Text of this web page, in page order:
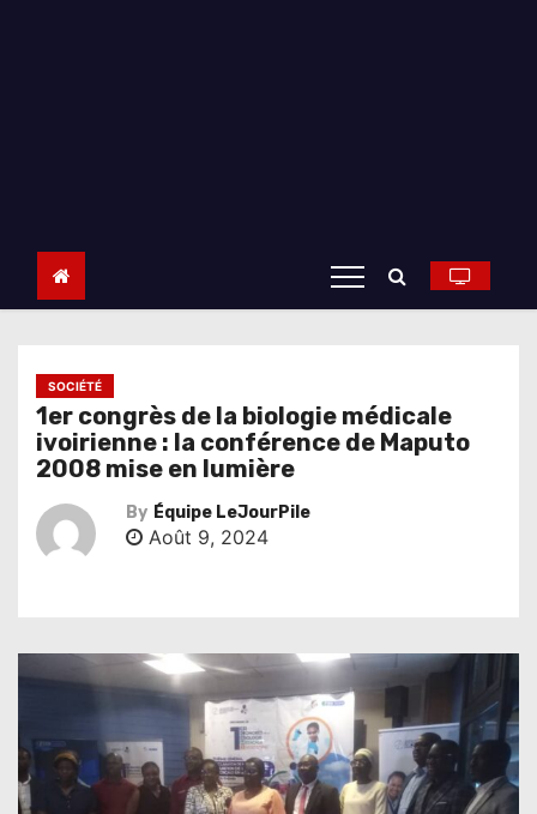
SOCIÉTÉ
1er congrès de la biologie médicale
ivoirienne : la conférence de Maputo
2008 mise en lumière
By Équipe LeJourPile
Août 9, 2024